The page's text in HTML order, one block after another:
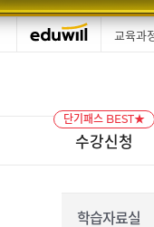
교육과
수강신청
단기패스 BEST★
학습자료실